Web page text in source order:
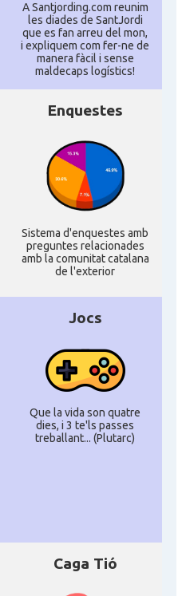
A Santjording.com reunim
les diades de SantJordi
que es fan arreu del mon,
i expliquem com fer-ne de
manera fàcil i sense
maldecaps logí­stics!
Enquestes
Sistema d'enquestes amb
preguntes relacionades
amb la comunitat catalana
de l'exterior
Jocs
Que la vida son quatre
dies, i 3 te'ls passes
treballant... (Plutarc)
Caga Tió